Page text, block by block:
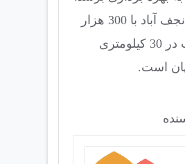
شهرستان نجف آباد با 300 هزار
نفر جمعیت در 30 کیلومتری
است.